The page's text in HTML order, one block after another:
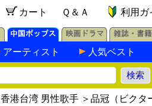
カート Ｑ＆Ａ 利用ガ
アーティスト 人気ベスト
香港台湾 男性歌手 ＞ 品冠（ビクタ